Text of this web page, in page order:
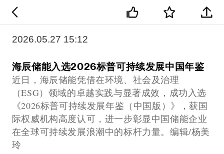
2026.05.27 15:12
海辰储能入选2026标普可持续发展中国年鉴
近日，海辰储能凭借在环境、社会及治理
（ESG）领域的卓越实践与显著成效，成功入选
《2026标普可持续发展年鉴（中国版）》，获国
际权威机构高度认可，进一步彰显中国储能企业
在全球可持续发展浪潮中的标杆力量。编辑/杨美
玲